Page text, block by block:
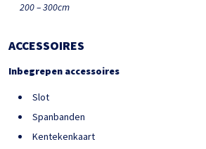
200 – 300cm
ACCESSOIRES
Inbegrepen accessoires
Slot
Spanbanden
Kentekenkaart